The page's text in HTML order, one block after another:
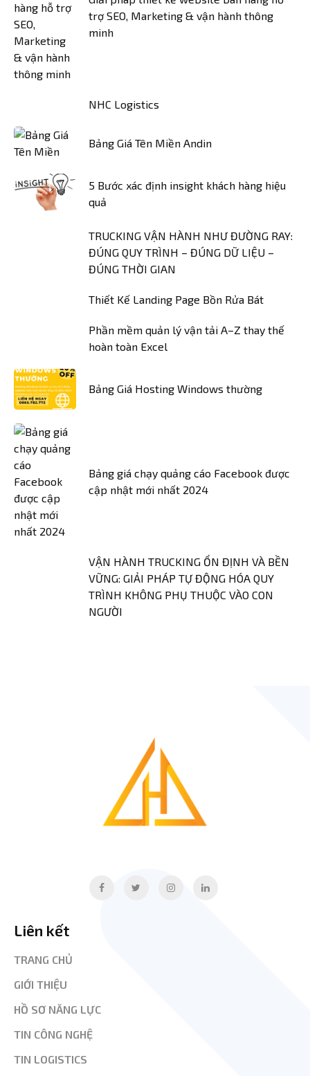
trợ SEO, Marketing & vận hành thông
minh
NHC Logistics
Bảng Giá Tên Miền Andin
5 Bước xác định insight khách hàng hiệu
quả
TRUCKING VẬN HÀNH NHƯ ĐƯỜNG RAY:
ĐÚNG QUY TRÌNH – ĐÚNG DỮ LIỆU –
ĐÚNG THỜI GIAN
Thiết Kế Landing Page Bồn Rửa Bát
Phần mềm quản lý vận tải A–Z thay thế
hoàn toàn Excel
Bảng Giá Hosting Windows thường
Bảng giá chạy quảng cáo Facebook được
cập nhật mới nhất 2024
VẬN HÀNH TRUCKING ỔN ĐỊNH VÀ BỀN
VỮNG: GIẢI PHÁP TỰ ĐỘNG HÓA QUY
TRÌNH KHÔNG PHỤ THUỘC VÀO CON
NGƯỜI
Liên kết
TRANG CHỦ
GIỚI THIỆU
HỒ SƠ NĂNG LỰC
TIN CÔNG NGHỆ
TIN LOGISTICS